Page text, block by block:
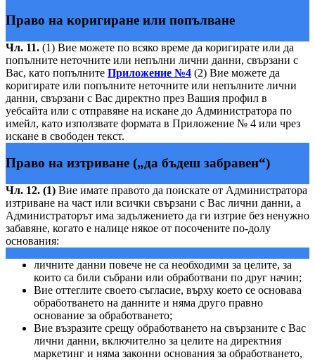
Право на коригиране или попълване
Чл. 11. (1) Вие можете по всяко време да коригирате или да
попълните неточните или непълни лични данни, свързани с
Вас, като попълните Приложение №4 (2) Вие можете да
коригирате или попълните неточните или непълните лични
данни, свързани с Вас директно през Вашия профил в
уебсайта или с отправяне на искане до Администратора по
имейл, като използвате формата в Приложение № 4 или чрез
искане в свободен текст.
Право на изтриване („да бъдеш забравен“)
Чл. 12. (1) Вие имате правото да поискате от Администратора
изтриване на част или всички свързани с Вас лични данни, а
Администраторът има задължението да ги изтрие без ненужно
забавяне, когато е налице някое от посочените по-долу
основания:
личните данни повече не са необходими за целите, за
които са били събрани или обработвани по друг начин;
Вие оттеглите своето съгласие, върху което се основава
обработването на данните и няма друго правно
основание за обработването;
Вие възразите срещу обработването на свързаните с Вас
лични данни, включително за целите на директния
маркетинг и няма законни основания за обработването,